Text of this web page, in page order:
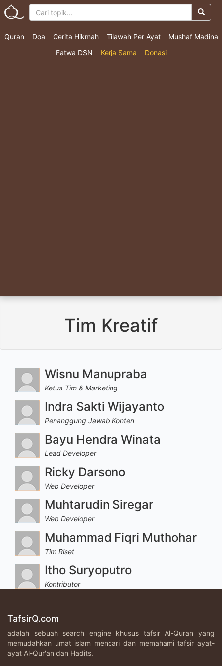
Quran Doa Cerita Hikmah Tilawah Per Ayat
Mushaf Madina
Fatwa DSN
Kerja Sama Donasi
Tim Kreatif
Wisnu Manupraba
Ketua Tim & Marketing
Indra Sakti Wijayanto
Penanggung Jawab Konten
Bayu Hendra Winata
Lead Developer
Ricky Darsono
Web Developer
Muhtarudin Siregar
Web Developer
Muhammad Fiqri Muthohar
Tim Riset
Itho Suryoputro
Kontributor
TafsirQ.com
adalah sebuah search engine khusus tafsir Al-Quran yang
memudahkan umat islam mencari dan memahami tafsir ayat-
ayat Al-Qur'an dan Hadits.